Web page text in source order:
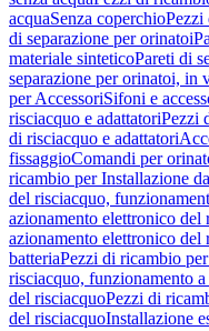
acquaSenza coperchioPezzi
di separazione per orinatoi
materiale sinteticoPareti di
separazione per orinatoi, in
per AccessoriSifoni e
risciacquo e adattatoriPezzi
di risciacquo e adattatori
fissaggioComandi per
ricambio per Installazione
del risciacquo,
azionamento elettronico del
azionamento elettronico del
batteriaPezzi di ricambio
risciacquo, funzionamento a
del risciacquoPezzi di
del risciacquoInstallazione